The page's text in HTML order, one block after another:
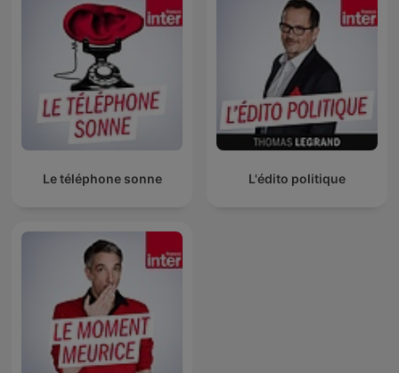
Le téléphone sonne L'édito politique